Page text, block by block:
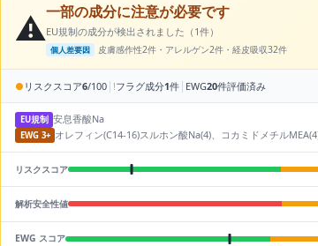
⚠️一部の成分に注意が必要です
EU規制の成分が検出されました（1件）
個人差要因 皮膚感作性2件・アレルゲン2件・経皮吸収32件
● リスクスコア6/100 | !フラグ成分1件 | EWG20件評価済み
EU規制 安息香酸Na
EWG 3+ オレフィン(C14-16)スルホン酸Na(4)、コカミドメチル
リスクスコア
解析安全性値
EWG スコア